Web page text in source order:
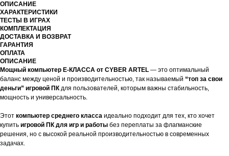
ОПИСАНИЕ
ХАРАКТЕРИСТИКИ
ТЕСТЫ В ИГРАХ
КОМПЛЕКТАЦИЯ
ДОСТАВКА И ВОЗВРАТ
ГАРАНТИЯ
ОПЛАТА
ОПИСАНИЕ
Мощный компьютер E-КЛАССА от CYBER ARTEL — это оптимальный
баланс между ценой и производительностью, так называемый “топ за свои
деньги” игровой ПКдля пользователей, которым важны стабильность,
мощность и универсальность.
Этот компьютер среднего класса идеально подходит для тех, кто хочет
купить игровой ПК для игр и работы без переплаты за флагманские
решения, но с высокой реальной производительностью в современных
задачах.